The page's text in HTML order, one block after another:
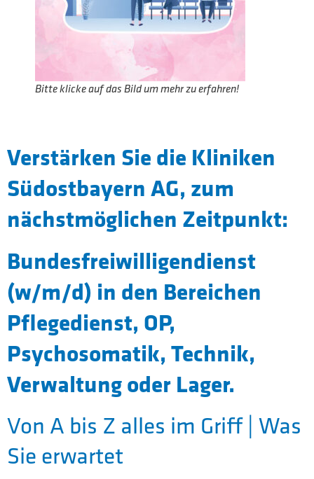
Bitte klicke auf das Bild um mehr zu erfahren!
Verstärken Sie die Kliniken
Südostbayern AG, zum
nächstmöglichen Zeitpunkt:
Bundesfreiwilligendienst
(w/m/d) in den Bereichen
Pflegedienst, OP,
Psychosomatik, Technik,
Verwaltung oder Lager.
Von A bis Z alles im Griff | Was
Sie erwartet